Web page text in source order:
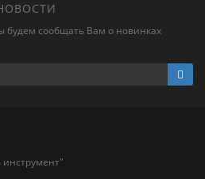
будем сообщать Вам о новинках